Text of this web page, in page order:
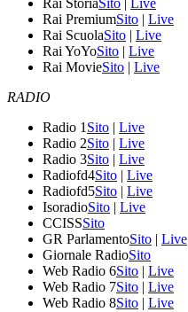
Rai StoriaSito | Live
Rai PremiumSito | Live
Rai ScuolaSito | Live
Rai YoYoSito | Live
Rai MovieSito | Live
RADIO
Radio 1 Sito | Live
Radio 2Sito | Live
Radio 3Sito | Live
Radiofd4Sito | Live
Radiofd5Sito | Live
IsoradioSito | Live
CCISSSito
GR ParlamentoSito | Live
Giornale RadioSito
Web Radio 6Sito | Live
Web Radio 7Sito | Live
Web Radio 8Sito | Live